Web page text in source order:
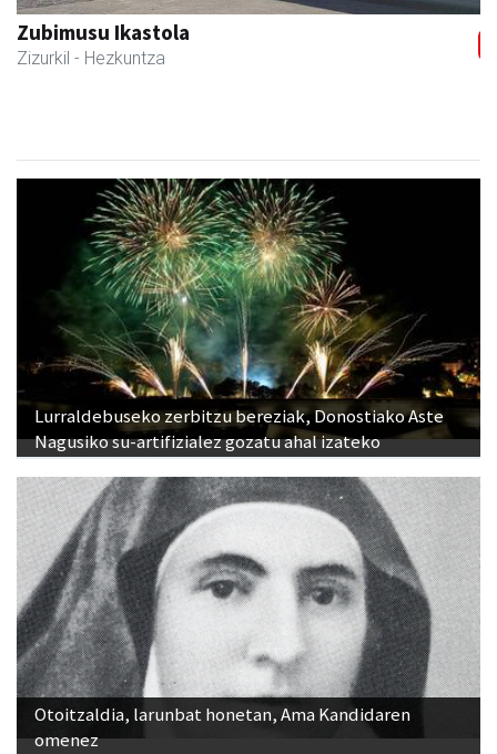
Zubimusu Ikastola
Zizurkil - Hezkuntza
Lurraldebuseko zerbitzu bereziak, Donostiako Aste
Nagusiko su-artifizialez gozatu ahal izateko
Otoitzaldia, larunbat honetan, Ama Kandidaren
omenez